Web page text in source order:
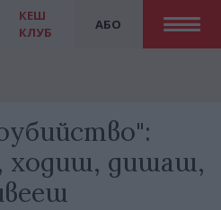
АБО
КЕШ
КЛУБ
ходиш, дишаш,